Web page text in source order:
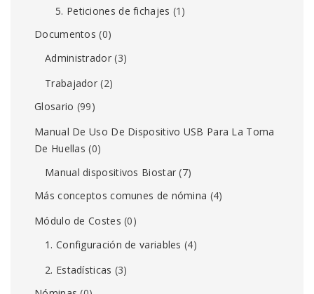
5. Peticiones de fichajes (1)
Documentos (0)
Administrador(3)
Trabajador (2)
Glosario (99)
Manual De Uso De Dispositivo USB Para La Toma
De Huellas (0)
Manual dispositivos Biostar (7)
Más conceptos comunes de nómina (4)
Módulo de Costes (0)
1. Configuración de variables (4)
2. Estadísticas (3)